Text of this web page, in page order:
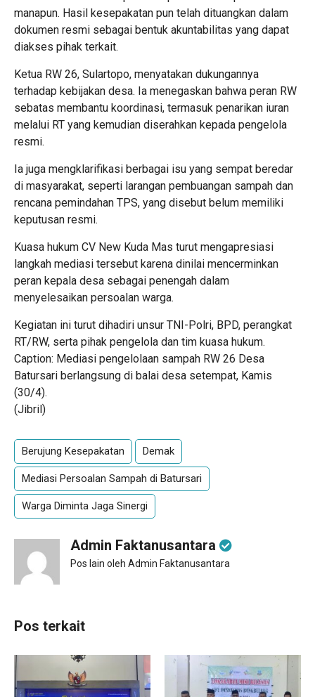
manapun. Hasil kesepakatan pun telah dituangkan dalam
dokumen resmi sebagai bentuk akuntabilitas yang dapat
diakses pihak terkait.
Ketua RW 26, Sulartopo, menyatakan dukungannya
terhadap kebijakan desa. Ia menegaskan bahwa peran RW
sebatas membantu koordinasi, termasuk penarikan iuran
melalui RT yang kemudian diserahkan kepada pengelola
resmi.
Ia juga mengklarifikasi berbagai isu yang sempat beredar
di masyarakat, seperti larangan pembuangan sampah dan
rencana pemindahan TPS, yang disebut belum memiliki
keputusan resmi.
Kuasa hukum CV New Kuda Mas turut mengapresiasi
langkah mediasi tersebut karena dinilai mencerminkan
peran kepala desa sebagai penengah dalam
menyelesaikan persoalan warga.
Kegiatan ini turut dihadiri unsur TNI-Polri, BPD, perangkat
RT/RW, serta pihak pengelola dan tim kuasa hukum.
Caption: Mediasi pengelolaan sampah RW 26 Desa
Batursari berlangsung di balai desa setempat, Kamis
(30/4).
(Jibril)
Berujung Kesepakatan Demak
Mediasi Persoalan Sampah di Batursari
Warga Diminta Jaga Sinergi
Admin Faktanusantara
Pos lain oleh Admin Faktanusantara
Pos terkait